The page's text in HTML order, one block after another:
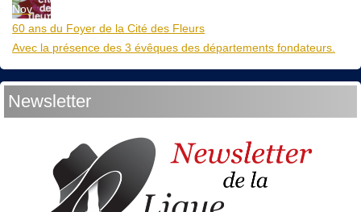
Nov
60 ans du Foyer de la Cité des Fleurs
Avec la présence des 3 évêques des départements fondateurs.
Newsletter